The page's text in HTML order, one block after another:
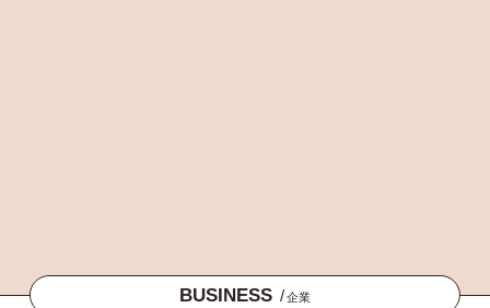
BUSINESS /企業